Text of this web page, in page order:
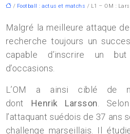
/ Football : actus et matchs / L1 – OM :
Malgré la meilleure attaque
recherche toujours un
capable d’inscrire un
d’occasions.
L’OM a ainsi ciblé de
dont Henrik Larsson .
l’attaquant suédois de 37 ans
challenge marseillais. Il